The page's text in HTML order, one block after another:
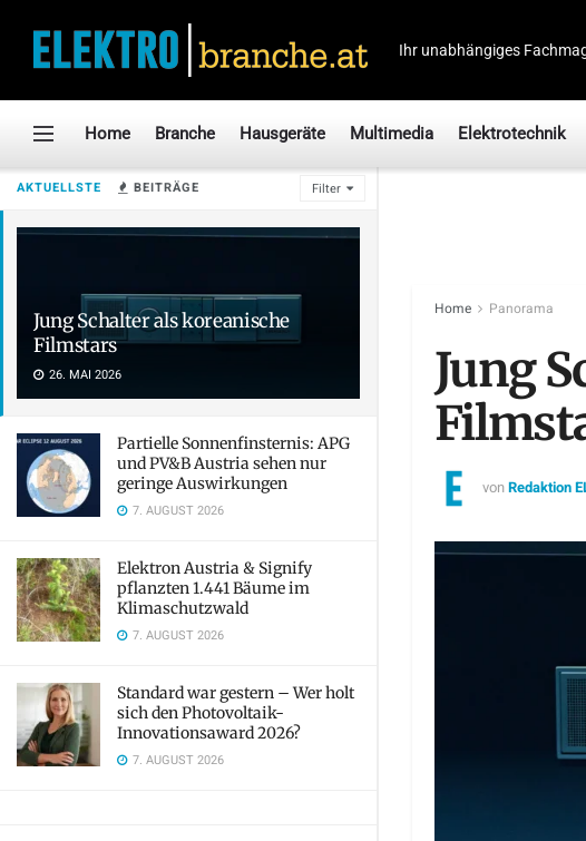
AKTUELLSTE BEITRÄGE Filter
Jung Schalter als koreanische
Filmstars
26. MAI 2026
Partielle Sonnenfinsternis: APG
und PV&B Austria sehen nur
geringe Auswirkungen
7. AUGUST 2026
Elektron Austria & Signify
pflanzten 1.441 Bäume im
Klimaschutzwald
7. AUGUST 2026
Standard war gestern – Wer holt
sich den Photovoltaik-
Innovationsaward 2026?
7. AUGUST 2026
Ihr unabhängiges
Home Branche Hausgeräte Multimedia Elektrotechnik
Home Panorama
Jung
vonRedaktion